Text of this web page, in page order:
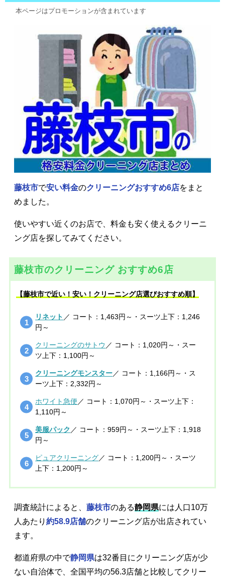
本ページはプロモーションが含まれています
藤枝市で安い料金のクリーニングおすすめ6店をまと
めました。
使いやすい近くのお店で、料金も安く使えるクリーニ
ング店を探してみてください。
藤枝市のクリーニング おすすめ6店
【藤枝市で近い！安い！クリーニング店選びおすすめ順】
リネット ／ コート：1,463円～・スーツ上下：1,246
円～
クリーニングのサトウ ／ コート：1,020円～・スー
ツ上下：1,100円～
クリーニングモンスター／ コート：1,166円～・ス
ーツ上下：2,332円～
ホワイト急便 ／ コート：1,070円～・スーツ上下：
1,110円～
美服パック ／ コート：959円～・スーツ上下：1,918
円～
ピュアクリーニング／ コート：1,200円～・スーツ
上下：1,200円～
調査統計によると、 藤枝市のある静岡県には人口10万
人あたり 約58.9店舗のクリーニング店が出店されてい
ます。
都道府県の中で静岡県は32番目にクリーニング店が少
ない自治体で、全国平均の56.3店舗と比較してクリー